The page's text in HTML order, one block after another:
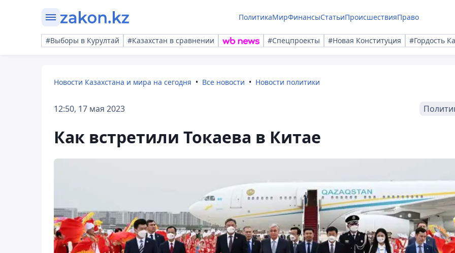
ПолитикаМирФинансыСтатьиПроисшествияПраво
#Выборы в Курултай #Казахстан в сравнении #Спецпроекты #Новая Конституция #Гордость
Новости Казахстана и мира на сегодня Все новости Новости политики
12:50, 17 мая 2023
Как встретили Токаева в Китае